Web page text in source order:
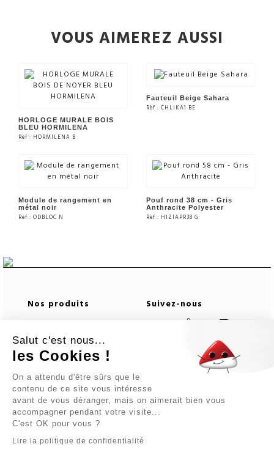
VOUS AIMEREZ AUSSI
VOIR LE PRODUIT
HORLOGE MURALE BOIS
BLEU HORMILENA
Rèf : HORMILENA B
Fauteuil Beige Sahara
Rèf : CHLIKA1 BE
Module de rangement en
métal noir
Rèf : ODBLOC N
Pouf rond 38 cm - Gris
Anthracite Polyester
Rèf : HIZIAPR38 G
Nos produits
Télécharger notre
catalogue
Informations logistiques
Suivez-nous
En vous abonnant vous
Salut c'est nous...
les Cookies !
On a attendu d'être sûrs que le
contenu de ce site vous intéresse
avant de vous déranger, mais on aimerait bien vous
accompagner pendant votre visite...
C'est OK pour vous ?
Lire la politique de confidentialité